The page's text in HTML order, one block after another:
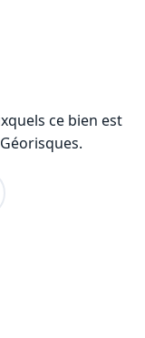
ce bien est